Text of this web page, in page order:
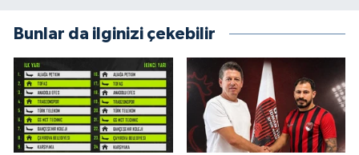
Bunlar da ilginizi çekebilir